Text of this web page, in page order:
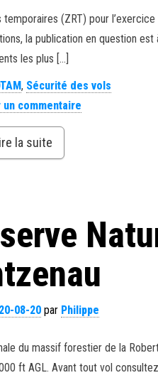
(ZRT) pour l’exercice
la publication en question
les plus […]
, Sécurité des vols
un commentaire
la suite
08-20 par Philippe
du massif forestier de la
ft AGL. Avant tout vol